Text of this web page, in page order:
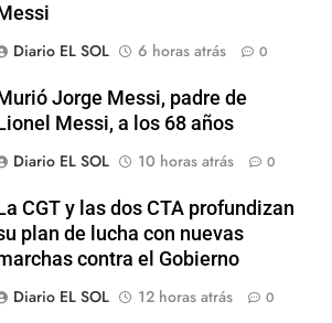
Diario EL SOL
6 horas atrás 0
Jorge Messi, padre de
Messi, a los 68 años
Diario EL SOL
10 horas atrás 0
CGT y las dos CTA profundizan
plan de lucha con nuevas
contra el Gobierno
Diario EL SOL
12 horas atrás 0